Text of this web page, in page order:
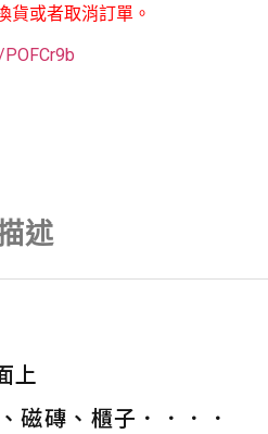
貨或者取消訂單。
述
上
磁磚、櫃子．．．．